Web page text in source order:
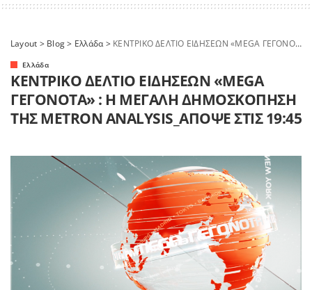
Layout > Blog> Ελλάδα> ΚΕΝΤΡΙΚΟ ΔΕΛΤΙΟ ΕΙΔΗΣΕΩΝ «MEGA ΓΕΓΟΝΟΤΑ» : Η ΜΕΓΑΛΗ ΔΗΜΟΣΚΟΠΗΣΗ ΤΗΣ METRON ANALYSIS_ΑΠΟΨΕ ΣΤΙΣ 19:45
Ελλάδα
ΚΕΝΤΡΙΚΟ ΔΕΛΤΙΟ ΕΙΔΗΣΕΩΝ «MEGA
ΓΕΓΟΝΟΤΑ» : Η ΜΕΓΑΛΗ ΔΗΜΟΣΚΟΠΗΣΗ
ΤΗΣ METRON ANALYSIS_ΑΠΟΨΕ ΣΤΙΣ 19:45